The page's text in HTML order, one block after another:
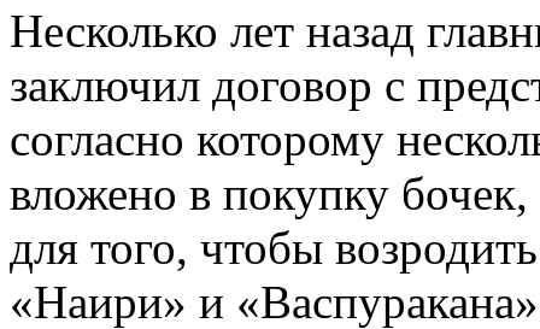
Несколько лет назад
заключил договор с
согласно которому
вложено в покупку
для того, чтобы
«Наири» и